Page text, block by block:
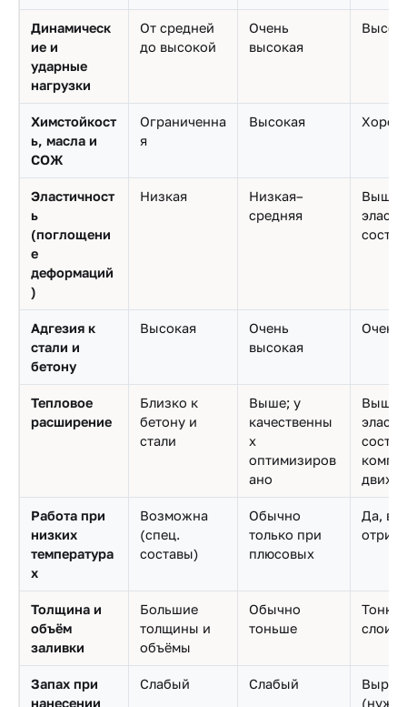
Динамическ
ие и
ударные
нагрузки
От средней
до высокой
Очень
высокая
Химстойкост
ь, масла и
СОЖ
Ограниченна
я
Высокая
Эластичност
ь
(поглощени
е
деформаций
)
Низкая
Низкая–
средняя
Выше
Адгезия к
стали и
бетону
Высокая
Очень
высокая
Очень
Тепловое
расширение
Близко к
бетону и
стали
Выше; у
качественны
х
оптимизиров
ано
Выше
Работа при
низких
температура
х
Возможна
(спец.
составы)
Обычно
только при
плюсовых
Да, в
Толщина и
объём
заливки
Большие
толщины и
объёмы
Обычно
тоньше
слои
Запах при
нанесении
Слабый Слабый